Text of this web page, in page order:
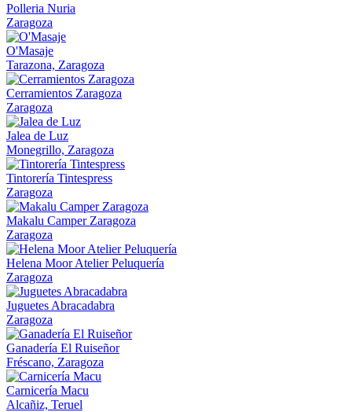
Polleria Nuria
Zaragoza
O'Masaje
Tarazona, Zaragoza
Cerramientos Zaragoza
Zaragoza
Jalea de Luz
Monegrillo, Zaragoza
Tintorería Tintespress
Zaragoza
Makalu Camper Zaragoza
Zaragoza
Helena Moor Atelier Peluquería
Zaragoza
Juguetes Abracadabra
Zaragoza
Ganadería El Ruiseñor
Fréscano, Zaragoza
Carnicería Macu
Alcañiz, Teruel